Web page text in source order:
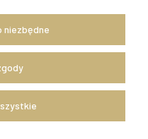
strony
pliki cookies.
obsługi internetu można
z naszych serwisów
niezbędne